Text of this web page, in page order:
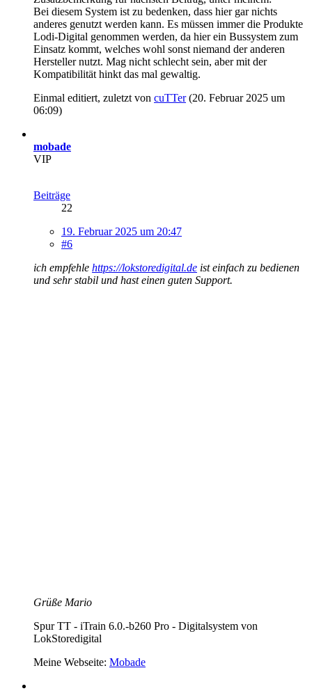
Bei diesem System ist zu bedenken, dass hier gar nichts
anderes genutzt werden kann. Es müssen immer die Produkte
Lodi-Digital genommen werden, da hier ein Bussystem zum
Einsatz kommt, welches wohl sonst niemand der anderen
Hersteller nutzt. Mag nicht schlecht sein, aber mit der
Kompatibilität hinkt das mal gewaltig.
Einmal editiert, zuletzt von cuTTer(20. Februar 2025 um
06:09)
mobade
VIP
Beiträge
22
19. Februar 2025 um 20:47
#6
ich empfehle https://lokstoredigital.de ist einfach zu bedienen
und sehr stabil und hast einen guten Support.
Grüße Mario
Spur TT - iTrain 6.0.-b260 Pro - Digitalsystem von
LokStoredigital
Meine Webseite: Mobade